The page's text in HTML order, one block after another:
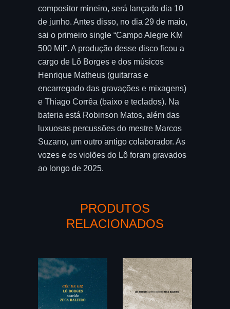
compositor mineiro, será lançado dia 10
de junho. Antes disso, no dia 29 de maio,
sai o primeiro single “Campo Alegre KM
500 Mil”. A produção desse disco ficou a
cargo de Lô Borges e dos músicos
Henrique Matheus (guitarras e
encarregado das gravações e mixagens)
e Thiago Corrêa (baixo e teclados). Na
bateria está Robinson Matos, além das
luxuosas percussões do mestre Marcos
Suzano, um outro antigo colaborador. As
vozes e os violões do Lô foram gravados
ao longo de 2025.
PRODUTOS
RELACIONADOS